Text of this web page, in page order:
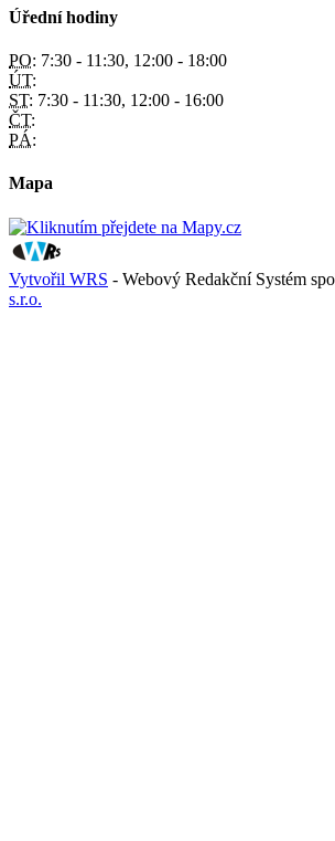
Úřední hodiny
PO: 7:30 - 11:30, 12:00 - 18:00
ÚT:
ST: 7:30 - 11:30, 12:00 - 16:00
ČT:
PÁ:
Mapa
Vytvořil WRS - Webový Redakční Systém
s.r.o.